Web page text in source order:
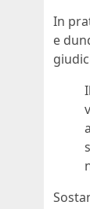
In
e